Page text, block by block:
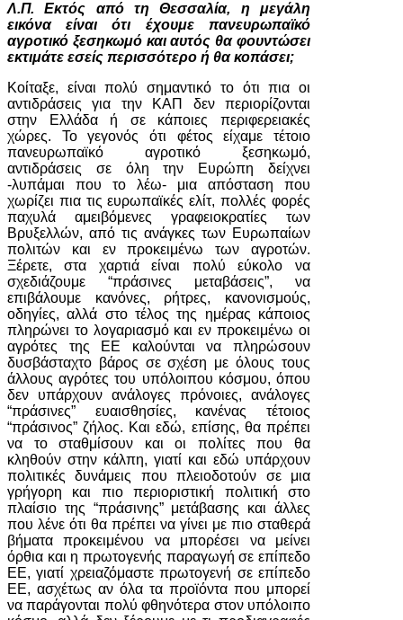
Λ.Π. Εκτός από τη Θεσσαλία, η μεγάλη
εικόνα είναι ότι έχουμε πανευρωπαϊκό
αγροτικό ξεσηκωμό και αυτός θα φουντώσει
εκτιμάτε εσείς περισσότερο ή θα κοπάσει;
Κοίταξε, είναι πολύ σημαντικό το ότι πια οι
αντιδράσεις για την ΚΑΠ δεν περιορίζονται
στην Ελλάδα ή σε κάποιες περιφερειακές
χώρες. Το γεγονός ότι φέτος είχαμε τέτοιο
πανευρωπαϊκό αγροτικό ξεσηκωμό,
αντιδράσεις σε όλη την Ευρώπη δείχνει
-λυπάμαι που το λέω- μια απόσταση που
χωρίζει πια τις ευρωπαϊκές ελίτ, πολλές φορές
παχυλά αμειβόμενες γραφειοκρατίες των
Βρυξελλών, από τις ανάγκες των Ευρωπαίων
πολιτών και εν προκειμένω των αγροτών.
Ξέρετε, στα χαρτιά είναι πολύ εύκολο να
σχεδιάζουμε “πράσινες μεταβάσεις”, να
επιβάλουμε κανόνες, ρήτρες, κανονισμούς,
οδηγίες, αλλά στο τέλος της ημέρας κάποιος
πληρώνει το λογαριασμό και εν προκειμένω οι
αγρότες της ΕΕ καλούνται να πληρώσουν
δυσβάσταχτο βάρος σε σχέση με όλους τους
άλλους αγρότες του υπόλοιπου κόσμου, όπου
δεν υπάρχουν ανάλογες πρόνοιες, ανάλογες
“πράσινες” ευαισθησίες, κανένας τέτοιος
“πράσινος” ζήλος. Και εδώ, επίσης, θα πρέπει
να το σταθμίσουν και οι πολίτες που θα
κληθούν στην κάλπη, γιατί και εδώ υπάρχουν
πολιτικές δυνάμεις που πλειοδοτούν σε μια
γρήγορη και πιο περιοριστική πολιτική στο
πλαίσιο της “πράσινης” μετάβασης και άλλες
που λένε ότι θα πρέπει να γίνει με πιο σταθερά
βήματα προκειμένου να μπορέσει να μείνει
όρθια και η πρωτογενής παραγωγή σε επίπεδο
ΕΕ, γιατί χρειαζόμαστε πρωτογενή σε επίπεδο
ΕΕ, ασχέτως αν όλα τα προϊόντα που μπορεί
να παράγονται πολύ φθηνότερα στον υπόλοιπο